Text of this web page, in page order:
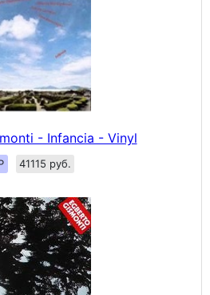
- Infancia - Vinyl
41115 руб.